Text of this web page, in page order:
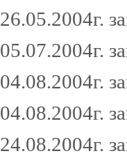
26.05.2004г.
05.07.2004г.
04.08.2004г.
04.08.2004г.
24.08.2004г.